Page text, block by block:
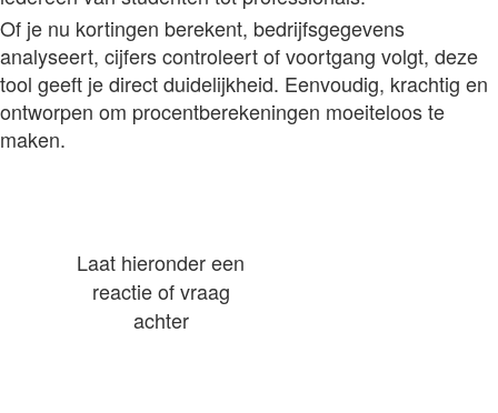
Of je nu kortingen berekent, bedrijfsgegevens
analyseert, cijfers controleert of voortgang volgt, deze
tool geeft je direct duidelijkheid. Eenvoudig, krachtig en
ontworpen om procentberekeningen moeiteloos te
maken.
Laat hieronder een
reactie of vraag
achter